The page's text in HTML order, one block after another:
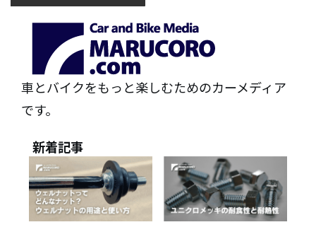
車とバイクをもっと楽しむためのカーメディア
です。
新着記事